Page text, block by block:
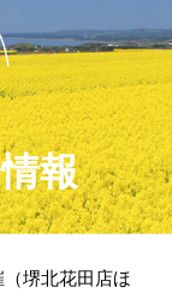
報
（堺北花田店ほ